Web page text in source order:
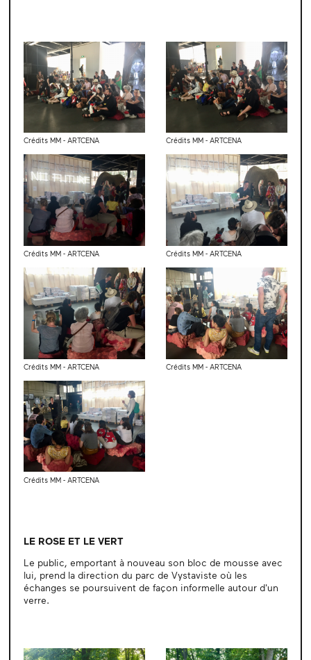
Crédits MM - ARTCENA Crédits MM - ARTCENA
Crédits MM - ARTCENA Crédits MM - ARTCENA
Crédits MM - ARTCENA Crédits MM - ARTCENA
Crédits MM - ARTCENA
LE ROSE ET LE VERT
Le public, emportant à nouveau son bloc de mousse avec
lui, prend la direction du parc de Vystaviste où les
échanges se poursuivent de façon informelle autour d'un
verre.